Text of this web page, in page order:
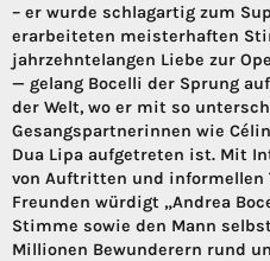
– er wurde schlagartig zum
erarbeiteten meisterhaften
jahrzehntelangen Liebe zur
— gelang Bocelli der Sprung
der Welt, wo er mit so
Gesangspartnerinnen wie
Dua Lipa aufgetreten ist. Mit
von Auftritten und informellen
Freunden würdigt „Andrea
Stimme sowie den Mann
Millionen Bewunderern rund